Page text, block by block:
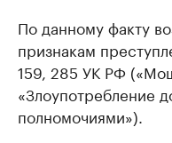
По данному факту
признакам
159, 285 УК РФ
«Злоупотребление
полномочиями»).